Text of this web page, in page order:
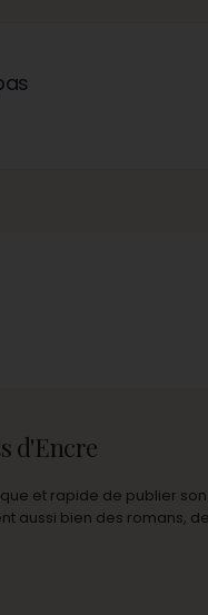
d'Encre
et rapide de publier
aussi bien des